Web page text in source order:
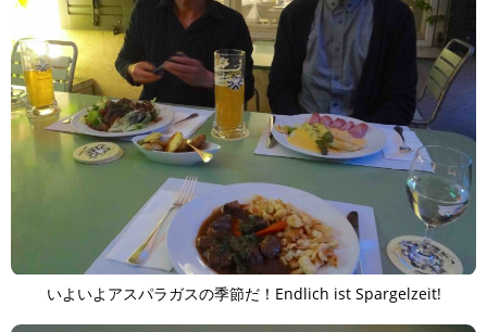
いよいよアスパラガスの季節だ！Endlich ist Spargelzeit!